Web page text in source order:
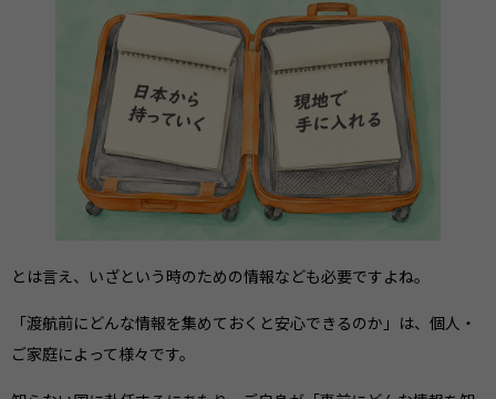
とは言え、いざという時のための情報なども必要ですよね。
「渡航前にどんな情報を集めておくと安心できるのか」は、個人・
ご家庭によって様々です。